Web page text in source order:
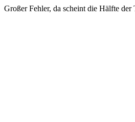
Großer Fehler, da scheint die Hälfte der